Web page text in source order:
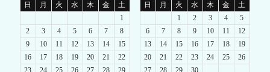
日
月 火 水 木 金
土
1
2
3 4 5 6 7
8
9
10 11 12 13 14
15
16
17 18 19 20 21
22
日
月 火 水 木 金
土
1
2 3 4
5
6
7 8 9 10 11
12
13
14 15 16 17 18
19
20
21 22 23 24 25
26